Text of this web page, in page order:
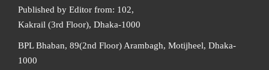
Published by Editor from: 102,
Kakrail (3rd Floor), Dhaka-1000
BPL Bhaban, 89(2nd Floor) Arambagh, Motijheel, Dhaka-
1000